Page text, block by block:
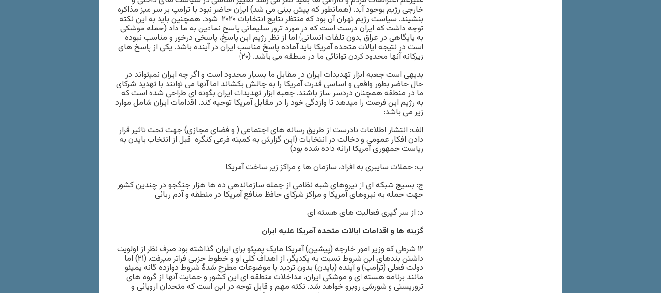
خارجی رژیم بوجود آید. (همانطور که پیش بینی می شد) ایران حاضر نبود با ترامپ بر سر میز مذاکره
بنشیند. سیاست رژیم تهران آن بود که منتظر نتایج انتخابات ۲۰۲۰ شود. همچنین باید به این نکته
توجه داشت که ایران درست است که در مورد ترور سلیمانی پاسخ نمادین به ما داد (حمله موشکی
به پایگاهی در عراق بدون تلفات انسانی) اما از نظر رژیم این پاسخ، پاسخی درخور و مناسب نبوده
است در نتیجه ایالات متحده آمریکا باید آماده پاسخ مناسب ایران در آینده باشد. یکی از پاسخ های
زیرکانه آنها محدود کردن توانائی ما در منطقه می باشد. (۲۰)
بدیهی است جعبه ابزار تهدیدات ایران در مقابل ما بسیار محدود است و اگر چه ایران نمیتواند در
حال حاضر بطور واقعی و اساسی قدرت آمریکا را به چالش بکشاند اما آنها می توانند با تهدید شرکای
ما در منطقه همچنان دردسر ساز باشند. جعبه ابزار تهدیدات ایران بگونه ای طراحی شده است که
به رژیم این فرصت را میدهد تا وازدگی خود را در مقابل آمریکا توجیه کند. اقدامات ایران شامل موارد
زیر می باشد:
الف: انتشار اطلاعات نادرست از طریق رسانه های اجتماعی ( و فضای مجازی) جهت تحت تاثیر قرار
دادن افکار عمومی و دخالت در انتخابات (این گزارش به کمیته فرعی کنگره قبل از انتخاب بایدن به
ریاست جمهوری آمریکا ارائه داده شده بود)
ب: حملات سایبری به افراد، سازمان ها و مراکز زیر ساخت آمریکا
ج: بسیج شبکه ای از نیروهای شبه نظامی از جمله سازماندهی ده ها هزار جنگجو در چندین کشور
جهت حمله به نیروهای آمریکا و مراکز شرکای حافظ منافع آمریکا در منطقه و آدم ربائی
د: از سر گیری فعالیت های هسته ای
گزینه ها و اقدامات ایالات متحده آمریکا علیه ایران
۱۲ شرطی که وزیر امور خارجه (پیشین) آمریکا مایک پمپئو برای ایران گذاشته بود صرف نظر از اولویت
داشتن بندهای این شروط نسبت به یکدیگر، از اهداف کلی او و خطوط حزبی فراتر میرفت. (۲۱) اما
دولت فعلی (ترامپ) و آینده (بایدن) بدون تردید با موضوعات مطرح شدۀ شروط دوازده گانه پمپئو
مانند برنامه هسته ای و موشکی ایران، مداخلات منطقه ای این کشور و حمایت آنها از گروه های
تروریستی و شورشی روبرو خواهد شد. نکته مهم و قابل توجه در این است که متحدان اروپائی و